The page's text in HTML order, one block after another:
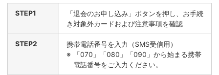
STEP1
「退会のお申し込み」ボタンを押し、お手続
き対象外カードおよび注意事項を確認
STEP2
携帯電話番号を入力（SMS受信用）
「070」「080」「090」から始まる携帯
電話番号をご入力ください。